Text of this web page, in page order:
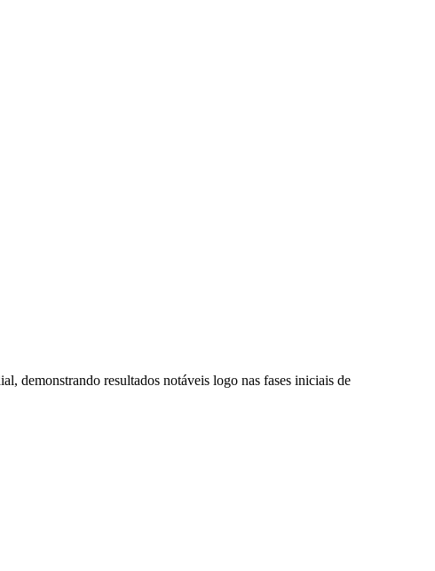
demonstrando resultados notáveis logo nas fases iniciais de